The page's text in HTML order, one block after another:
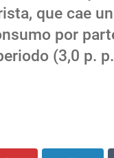
que cae
por
(3,0 p.